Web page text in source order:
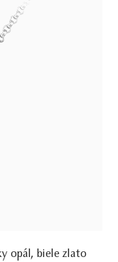
opál, biele zlato